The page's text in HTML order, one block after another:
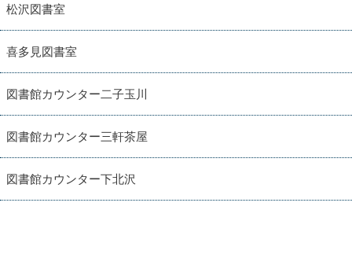
松沢図書室
喜多見図書室
図書館カウンター二子玉川
図書館カウンター三軒茶屋
図書館カウンター下北沢